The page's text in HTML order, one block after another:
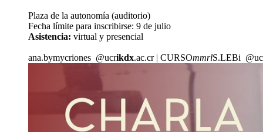
Plaza de la autonomía (auditorio)
Fecha límite para inscribirse: 9 de julio
Asistencia: virtual y presencial
ana.bymycriones @ucrikdx.ac.cr| CURSOmmrlS.LEBi